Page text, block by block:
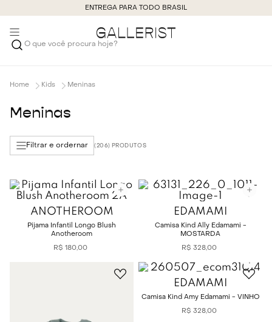
ENTREGA PARA TODO BRASIL
O que você procura hoje?
Kids Meninas
Meninas
Filtrar e ordernar 206
ANOTHEROOM
Pijama Infantil Longo Blush
Anotheroom
R$ 180,00
EDAMAMI
Camisa Kind Ally Edamami -
MOSTARDA
R$ 328,00
EDAMAMI
Camisa Kind Amy Edamami - VINHO
R$ 328,00